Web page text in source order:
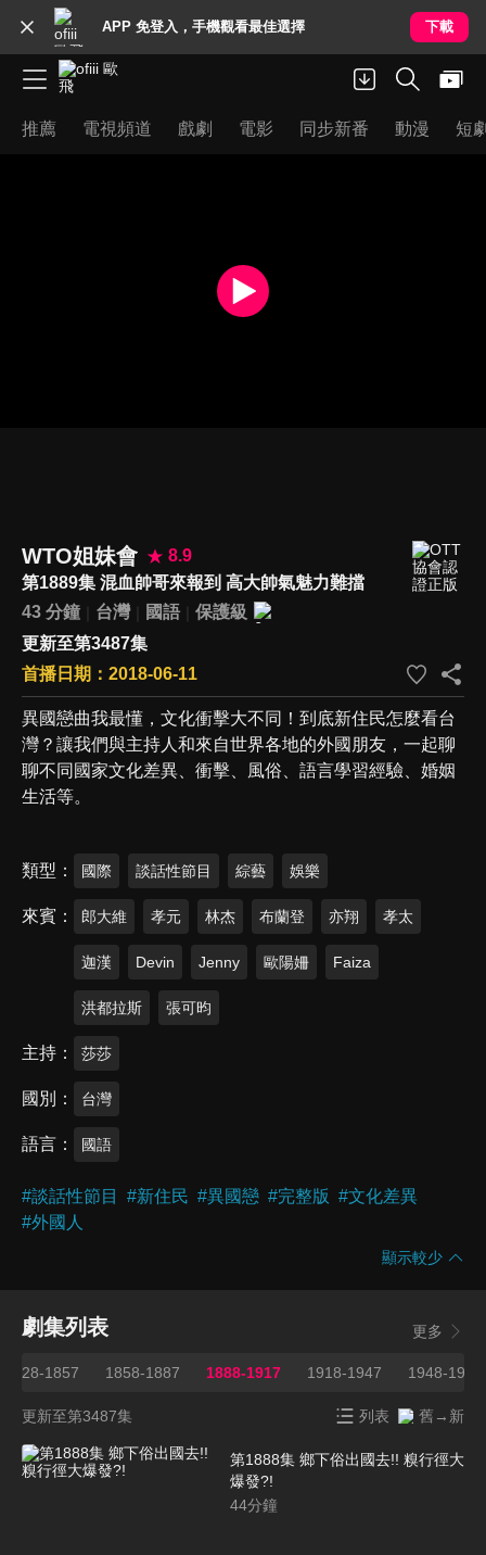
APP 免登入，手機觀看最佳選擇 下載
推薦 電視頻道 戲劇 電影 同步新番 動漫 短
WTO姐妹會
8.9
第1889集 混血帥哥來報到 高大帥氣魅力難擋
43 分鐘
台灣 國語
保護級
更新至第3487集
首播日期：2018-06-11
異國戀曲我最懂，文化衝擊大不同！到底新住民怎麼看台
灣？讓我們與主持人和來自世界各地的外國朋友，一起聊
聊不同國家文化差異、衝擊、風俗、語言學習經驗、婚姻
生活等。
類型 國際 談話性節目 綜藝 娛樂
來賓 郎大維 孝元 林杰 布蘭登 亦翔 孝太
迦漢 Devin Jenny 歐陽姍 Faiza
洪都拉斯 張可昀
主持 莎莎
國別 台灣
語言 國語
#談話性節目 #新住民 #異國戀 #完整版 #文化差異
#外國人
顯示較少
劇集列表 更多
1828-1857 1858-1887 1888-1917 1918-1947 1948-1977
更新至第3487集 列表 舊→新
第1888集 鄉下俗出國去!! 糗行徑大
爆發?!
44分鐘